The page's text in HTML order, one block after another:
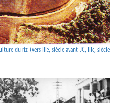
du riz (vers IIIe, siècle avant JC, IIIe, siècle